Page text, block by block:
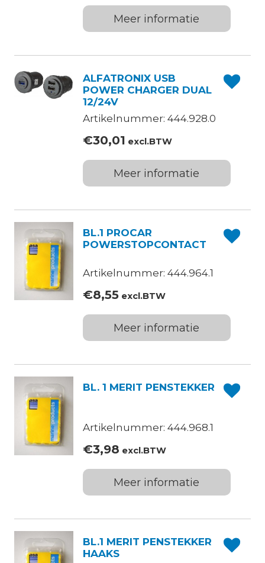
Meer informatie
ALFATRONIX USB
POWER CHARGER DUAL
12/24V
Artikelnummer: 444.928.0
€30,01 excl.BTW
Meer informatie
BL.1 PROCAR
POWERSTOPCONTACT
Artikelnummer: 444.964.1
€8,55excl.BTW
Meer informatie
BL. 1 MERIT PENSTEKKER
Artikelnummer: 444.968.1
€3,98 excl.BTW
Meer informatie
BL.1 MERIT PENSTEKKER
HAAKS